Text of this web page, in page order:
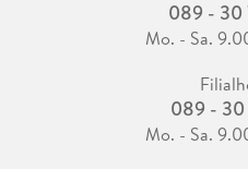
089 - 30
Mo. - Sa.
089 - 30
Mo. - Sa.